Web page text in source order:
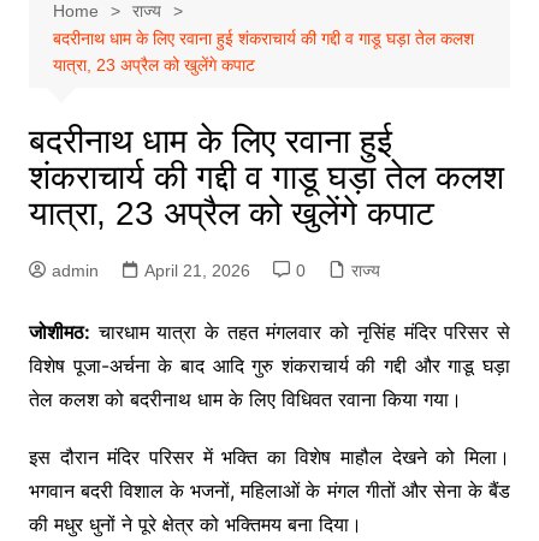
Home
राज्य
बदरीनाथ धाम के लिए रवाना हुई शंकराचार्य की गद्दी व गाडू घड़ा तेल कलश
यात्रा, 23 अप्रैल को खुलेंगे कपाट
बदरीनाथ धाम के लिए रवाना हुई
शंकराचार्य की गद्दी व गाडू घड़ा तेल कलश
यात्रा, 23 अप्रैल को खुलेंगे कपाट
admin April 21, 2026 0 राज्य
जोशीमठ: चारधाम यात्रा के तहत मंगलवार को नृसिंह मंदिर परिसर से
विशेष पूजा-अर्चना के बाद आदि गुरु शंकराचार्य की गद्दी और गाडू घड़ा
तेल कलश कोबदरीनाथ धामके लिए विधिवत रवाना किया गया।
इस दौरान मंदिर परिसर में भक्ति का विशेष माहौल देखने को मिला।
भगवान बदरी विशाल के भजनों, महिलाओं के मंगल गीतों और सेना के बैंड
की मधुर धुनों ने पूरे क्षेत्र को भक्तिमय बना दिया।